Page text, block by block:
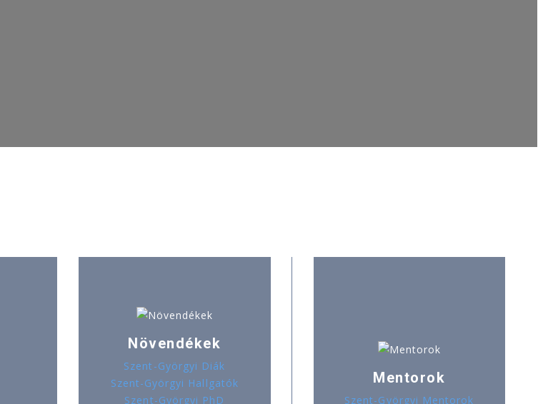
Növendékek
Szent-Györgyi Diák
Szent-Györgyi Hallgatók
Szent-Györgyi PhD
Mentorok
Szent-Györgyi Mentorok